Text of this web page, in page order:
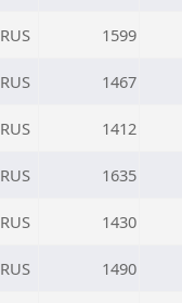
RUS 1599
RUS 1467
RUS 1412
RUS 1635
RUS 1430
RUS 1490